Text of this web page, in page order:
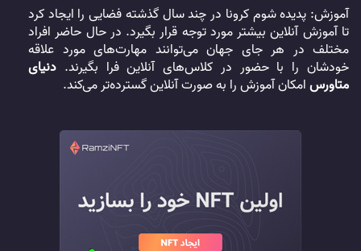
آموزش: پدیده شوم کرونا در چند سال گذشته فضایی را ایجاد کرد
تا آموزش آنلاین بیشتر مورد توجه قرار بگیرد. در حال حاضر افراد
مختلف در هر جای جهان می‌توانند مهارت‌های مورد علاقه
خودشان را با حضور در کلاس‌های آنلاین فرا بگیرند. دنیای
متاورسامکان آموزش را به صورت آنلاین گسترده‌تر می‌کند.